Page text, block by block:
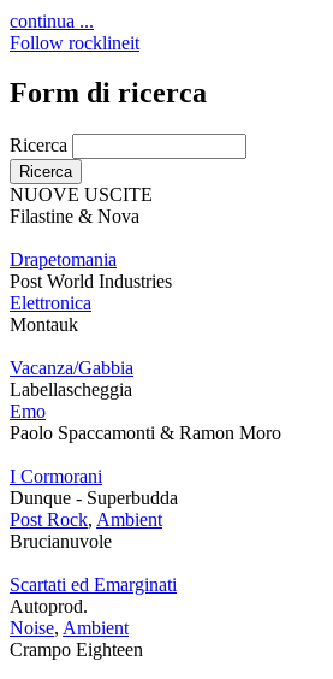
continua ...
Follow rocklineit
Form di ricerca
Ricerca
NUOVE USCITE
Filastine & Nova
Drapetomania
Post World Industries
Elettronica
Montauk
Vacanza/Gabbia
Labellascheggia
Emo
Paolo Spaccamonti & Ramon Moro
I Cormorani
Dunque - Superbudda
Post Rock, Ambient
Brucianuvole
Scartati ed Emarginati
Autoprod.
Noise, Ambient
Crampo Eighteen